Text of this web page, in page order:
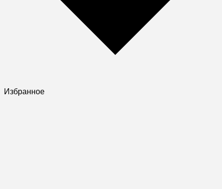
Избранное